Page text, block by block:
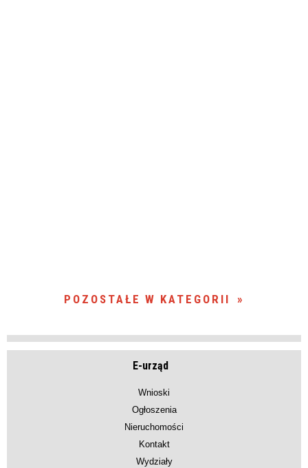
POZOSTAŁE W KATEGORII
E-urząd
Wnioski
Ogłoszenia
Nieruchomości
Kontakt
Wydziały